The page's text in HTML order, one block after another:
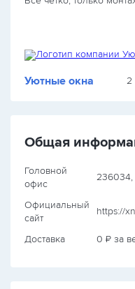
Уютные окна 2
Общая
Головной
офис
236034,
Официальный
сайт
https://
Доставка 0 ₽ за